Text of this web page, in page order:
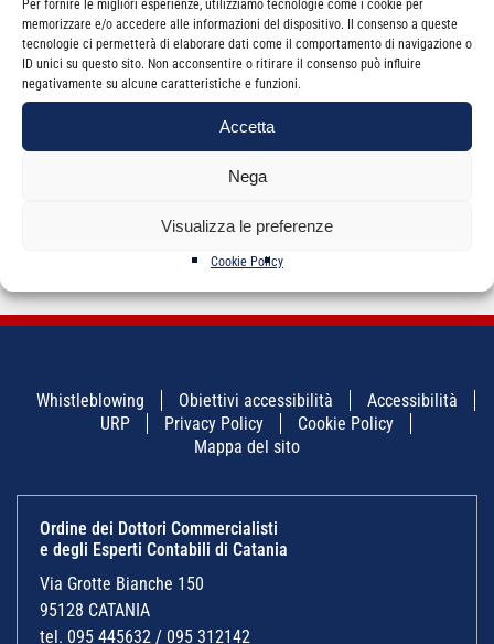
Per fornire le migliori esperienze, utilizziamo tecnologie come i cookie per
memorizzare e/o accedere alle informazioni del dispositivo. Il consenso a queste
tecnologie ci permetterà di elaborare dati come il comportamento di navigazione o
ID unici su questo sito. Non acconsentire o ritirare il consenso può influire
negativamente su alcune caratteristiche e funzioni.
Accetta
Nega
Visualizza le preferenze
Cookie Policy
NAVIGAZIONE
commercialista e di
Whistleblowing Obiettivi accessibilità
Accessibilità
URP
Privacy Policy
Cookie Policy
Mappa del sito
Ordine dei Dottori Commercialisti
e degli Esperti Contabili di Catania
Via Grotte Bianche 150
95128 CATANIA
tel. 095 445632 / 095 312142